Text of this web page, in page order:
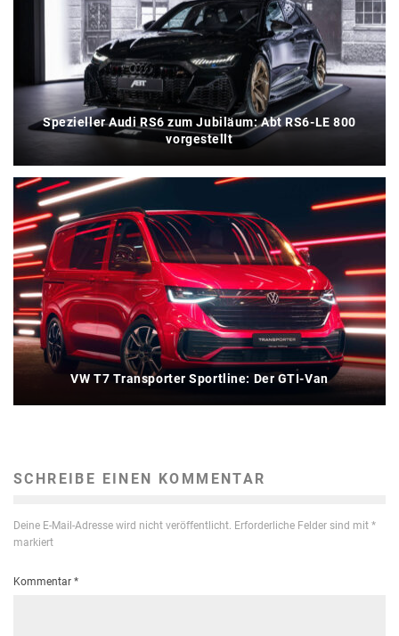
Spezieller Audi RS6 zum Jubiläum: Abt RS6-LE 800
vorgestellt
VW T7 Transporter Sportline: Der GTI-Van
SCHREIBE EINEN KOMMENTAR
Deine E-Mail-Adresse wird nicht veröffentlicht. Erforderliche Felder sind mit *
markiert
Kommentar *